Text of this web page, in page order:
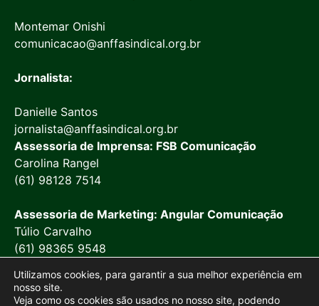
Montemar Onishi
comunicacao@anffasindical.org.br
Jornalista:
Danielle Santos
jornalista@anffasindical.org.br
Assessoria de Imprensa: FSB Comunicação
Carolina Rangel
(61) 98128 7514
Assessoria de Marketing: Angular Comunicação
Túlio Carvalho
(61) 98365 9548
Utilizamos cookies, para garantir a sua melhor experiência em
nosso site.
Veja como os cookies são usados no nosso site, podendo